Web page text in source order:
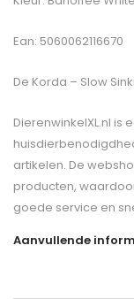
Ean: 5060062116670
De Korda – Slow
DierenwinkelXL.nl
artikelen. De
producten,
goede service en
Aanvullende